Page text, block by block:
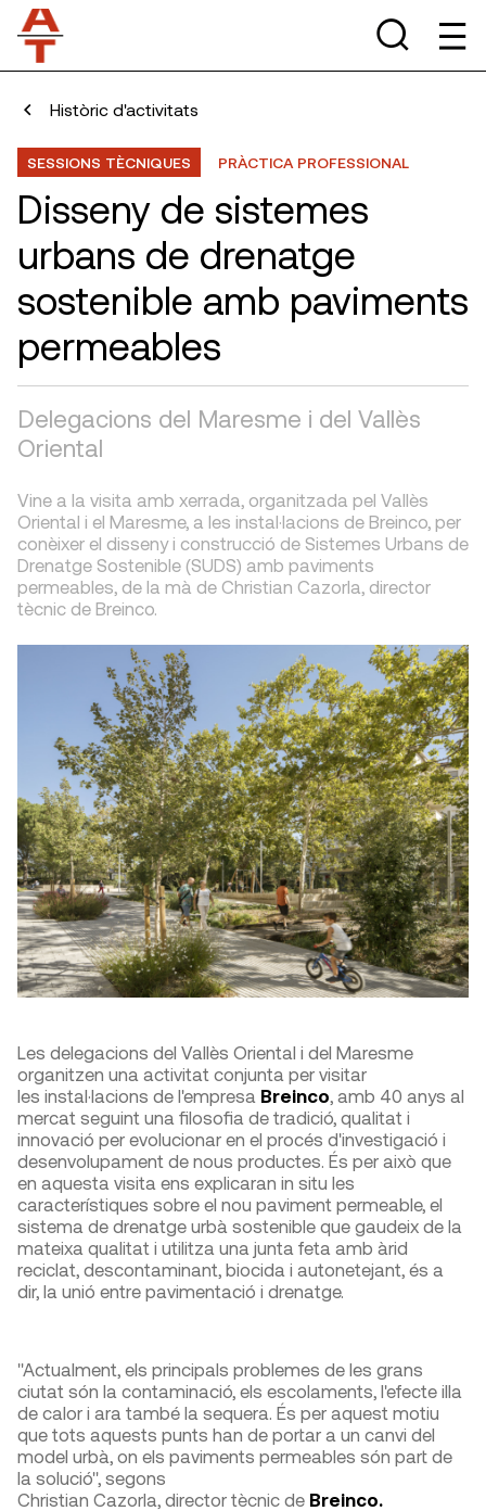
Històric d'activitats
SESSIONS TÈCNIQUES PRÀCTICA PROFESSIONAL
Disseny de sistemes
urbans de drenatge
sostenible amb paviments
permeables
Delegacions del Maresme i del Vallès
Oriental
Vine a la visita amb xerrada, organitzada pel Vallès
Oriental i el Maresme, a les instal·lacions de Breinco, per
conèixer el disseny i construcció de Sistemes Urbans de
Drenatge Sostenible (SUDS) amb paviments
permeables, de la mà de Christian Cazorla, director
tècnic de Breinco.
Les delegacions del Vallès Oriental i del Maresme
organitzen una activitat conjunta per visitar
les instal·lacions de l'empresa Breinco , amb 40 anys al
mercat seguint una filosofia de tradició, qualitat i
innovació per evolucionar en el procés d'investigació i
desenvolupament de nous productes. És per això que
en aquesta visita ens explicaran in situ les
característiques sobre el nou paviment permeable, el
sistema de drenatge urbà sostenible que gaudeix de la
mateixa qualitat i utilitza una junta feta amb àrid
reciclat, descontaminant, biocida i autonetejant, és a
dir, la unió entre pavimentació i drenatge.
"Actualment, els principals problemes de les grans
ciutat són la contaminació, els escolaments, l'efecte illa
de calor i ara també la sequera. És per aquest motiu
que tots aquests punts han de portar a un canvi del
model urbà, on els paviments permeables són part de
la solució", segons
Christian Cazorla, director tècnic de Breinco.